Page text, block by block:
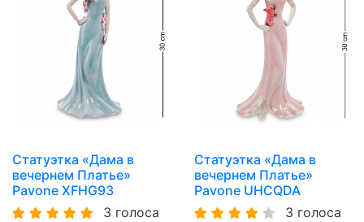
Статуэтка «Дама в
вечернем Платье»
Pavone XFHG93
3 голоса
Статуэтка «Дама в
вечернем Платье»
Pavone UHCQDA
3 голоса